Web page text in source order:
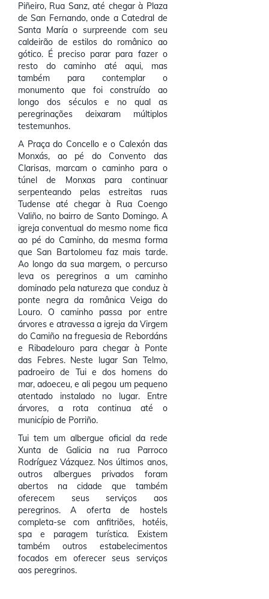
Piñeiro, Rua Sanz, até chegar à Plaza
de San Fernando, onde a Catedral de
Santa María o surpreende com seu
caldeirão de estilos do românico ao
gótico. É preciso parar para fazer o
resto do caminho até aqui, mas
também para contemplar o
monumento que foi construído ao
longo dos séculos e no qual as
peregrinações deixaram múltiplos
testemunhos.
A Praça do Concello e o Calexón das
Monxás, ao pé do Convento das
Clarisas, marcam o caminho para o
túnel de Monxas para continuar
serpenteando pelas estreitas ruas
Tudense até chegar à Rua Coengo
Valiño, no bairro de Santo Domingo. A
igreja conventual do mesmo nome fica
ao pé do Caminho, da mesma forma
que San Bartolomeu faz mais tarde.
Ao longo da sua margem, o percurso
leva os peregrinos a um caminho
dominado pela natureza que conduz à
ponte negra da românica Veiga do
Louro. O caminho passa por entre
árvores e atravessa a igreja da Virgem
do Camiño na freguesia de Rebordáns
e Ribadelouro para chegar à Ponte
das Febres. Neste lugar San Telmo,
padroeiro de Tui e dos homens do
mar, adoeceu, e ali pegou um pequeno
atentado instalado no lugar. Entre
árvores, a rota continua até o
município de Porriño.
Tui tem um albergue oficial da rede
Xunta de Galicia na rua Parroco
Rodríguez Vázquez. Nos últimos anos,
outros albergues privados foram
abertos na cidade que também
oferecem seus serviços aos
peregrinos. A oferta de hostels
completa-se com anfitriões, hotéis,
spa e paragem turística. Existem
também outros estabelecimentos
focados em oferecer seus serviços
aos peregrinos.